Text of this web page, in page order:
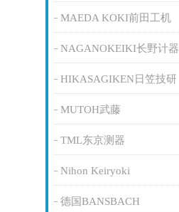
MAEDA KOKI前田工机
NAGANOKEIKI长野计器
HIKASAGIKEN日笠技研
MUTOH武藤
TML东京测器
Nihon Keiryoki
德国BANSBACH